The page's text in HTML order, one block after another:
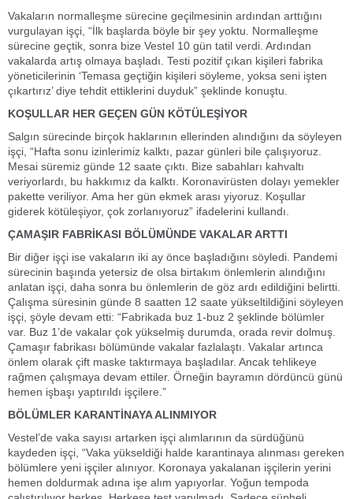
Vakaların normalleşme sürecine geçilmesinin ardından arttığını
vurgulayan işçi, “İlk başlarda böyle bir şey yoktu. Normalleşme
sürecine geçtik, sonra bize Vestel 10 gün tatil verdi. Ardından
vakalarda artış olmaya başladı. Testi pozitif çıkan kişileri fabrika
yöneticilerinin ‘Temasa geçtiğin kişileri söyleme, yoksa seni işten
çıkartırız’ diye tehdit ettiklerini duyduk” şeklinde konuştu.
KOŞULLAR HER GEÇEN GÜN KÖTÜLEŞİYOR
Salgın sürecinde birçok haklarının ellerinden alındığını da söyleyen
işçi, “Hafta sonu izinlerimiz kalktı, pazar günleri bile çalışıyoruz.
Mesai süremiz günde 12 saate çıktı. Bize sabahları kahvaltı
veriyorlardı, bu hakkımız da kalktı. Koronavirüsten dolayı yemekler
pakette veriliyor. Ama her gün ekmek arası yiyoruz. Koşullar
giderek kötüleşiyor, çok zorlanıyoruz” ifadelerini kullandı.
ÇAMAŞIR FABRİKASI BÖLÜMÜNDE VAKALAR ARTTI
Bir diğer işçi ise vakaların iki ay önce başladığını söyledi. Pandemi
sürecinin başında yetersiz de olsa birtakım önlemlerin alındığını
anlatan işçi, daha sonra bu önlemlerin de göz ardı edildiğini belirtti.
Çalışma süresinin günde 8 saatten 12 saate yükseltildiğini söyleyen
işçi, şöyle devam etti: “Fabrikada buz 1-buz 2 şeklinde bölümler
var. Buz 1’de vakalar çok yükselmiş durumda, orada revir dolmuş.
Çamaşır fabrikası bölümünde vakalar fazlalaştı. Vakalar artınca
önlem olarak çift maske taktırmaya başladılar. Ancak tehlikeye
rağmen çalışmaya devam ettiler. Örneğin bayramın dördüncü günü
hemen işbaşı yaptırıldı işçilere.”
BÖLÜMLER KARANTİNAYA ALINMIYOR
Vestel’de vaka sayısı artarken işçi alımlarının da sürdüğünü
kaydeden işçi, “Vaka yükseldiği halde karantinaya alınması gereken
bölümlere yeni işçiler alınıyor. Koronaya yakalanan işçilerin yerini
hemen doldurmak adına işe alım yapıyorlar. Yoğun tempoda